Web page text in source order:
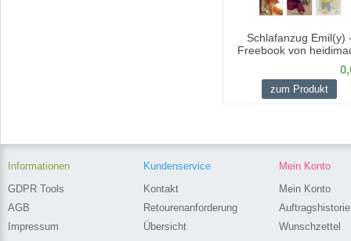
Schlafanzug Emil(y)
Freebook von
zum Produkt
Mein Konto
Mein Konto
Auftragshistorie
Wunschzettel
Kundenservice
Kontakt
Retourenanforderung
Übersicht
Informationen
GDPR Tools
AGB
Impressum